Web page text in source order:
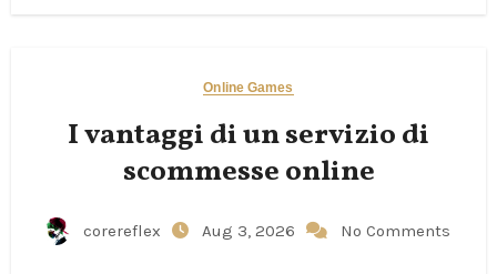
Online Games
I vantaggi di un servizio di
scommesse online
corereflex Aug 3, 2026 No Comments